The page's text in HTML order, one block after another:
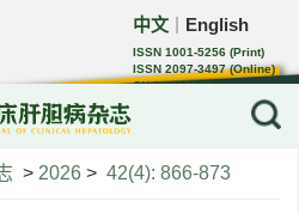
中文 English
ISSN 1001-5256 (Print)
ISSN 2097-3497 (Online)
CN 22-1108/R
> 2026 > 42(4): 866-873